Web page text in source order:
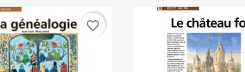
favorite_border